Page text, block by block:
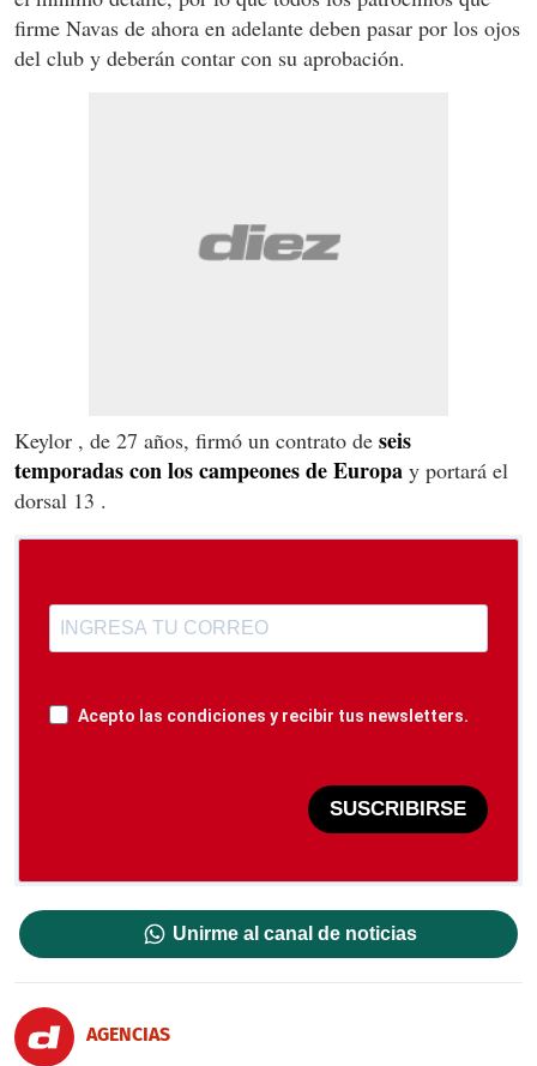
firme Navas de ahora en adelante deben pasar por los ojos
del club y deberán contar con su aprobación.
Keylor , de 27 años, firmó un contrato de seis
temporadas con los campeones de Europa y portará el
dorsal 13 .
Acepto las condiciones y recibir tus newsletters.
SUSCRIBIRSE
Unirme al canal de noticias
AGENCIAS